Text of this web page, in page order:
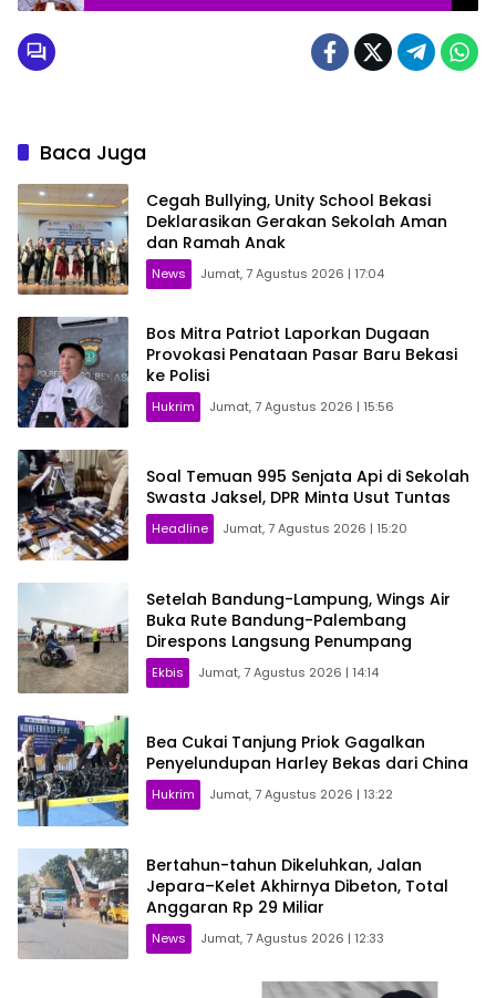
Baca Juga
Cegah Bullying, Unity School Bekasi
Deklarasikan Gerakan Sekolah Aman
dan Ramah Anak
News Jumat, 7 Agustus 2026 | 17:04
Bos Mitra Patriot Laporkan Dugaan
Provokasi Penataan Pasar Baru Bekasi
ke Polisi
Hukrim Jumat, 7 Agustus 2026 | 15:56
Soal Temuan 995 Senjata Api di Sekolah
Swasta Jaksel, DPR Minta Usut Tuntas
Headline Jumat, 7 Agustus 2026 | 15:20
Setelah Bandung-Lampung, Wings Air
Buka Rute Bandung-Palembang
Direspons Langsung Penumpang
Ekbis Jumat, 7 Agustus 2026 | 14:14
Bea Cukai Tanjung Priok Gagalkan
Penyelundupan Harley Bekas dari China
Hukrim Jumat, 7 Agustus 2026 | 13:22
Bertahun-tahun Dikeluhkan, Jalan
Jepara–Kelet Akhirnya Dibeton, Total
Anggaran Rp 29 Miliar
News Jumat, 7 Agustus 2026 | 12:33